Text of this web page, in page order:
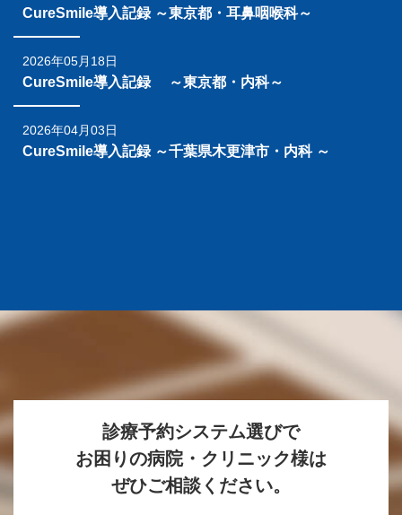
CureSmile導入記録 ～東京都・耳鼻咽喉科～
2026年05月18日
CureSmile導入記録 ～東京都・内科～
2026年04月03日
CureSmile導入記録 ～千葉県木更津市・内科 ～
診療予約システム選びで
お困りの病院・クリニック様は
ぜひご相談ください。